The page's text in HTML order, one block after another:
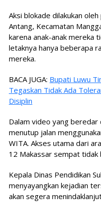
Aksi blokade dilakukan
Antang, Kecamatan
karena anak-anak mereka
letaknya hanya beberapa
mereka.
BACA JUGA: Bupati Luwu
Tegaskan Tidak Ada
Disiplin
Dalam video yang
menutup jalan
WITA. Akses utama dari
12 Makassar sempat tidak
Kepala Dinas Pendidikan
menyayangkan kejadian
akan segera